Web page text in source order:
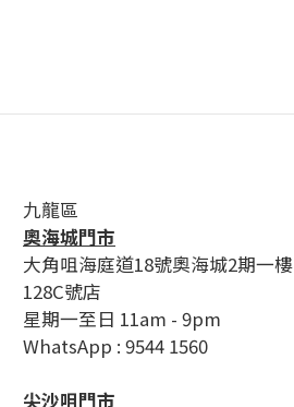
九龍區
奧海城門市
大角咀海庭道18號奧海城2期一樓
128C號店
星期一至日 11am - 9pm
WhatsApp : 9544 1560
尖沙咀門市